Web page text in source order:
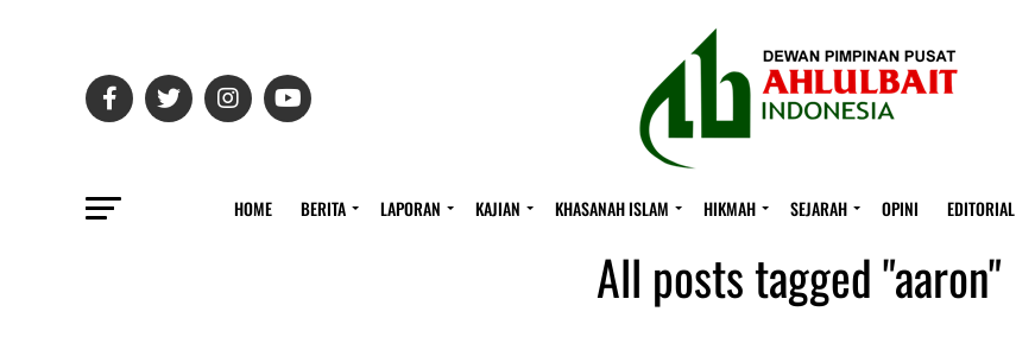
HOME BERITA LAPORAN KAJIAN KHASANAH ISLAM HIKMAH SEJARAH OPINI EDITORIAL
All posts tagged "aaron"